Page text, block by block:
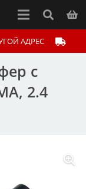
АДРЕС
с
2.4